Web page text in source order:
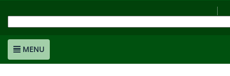
MENU